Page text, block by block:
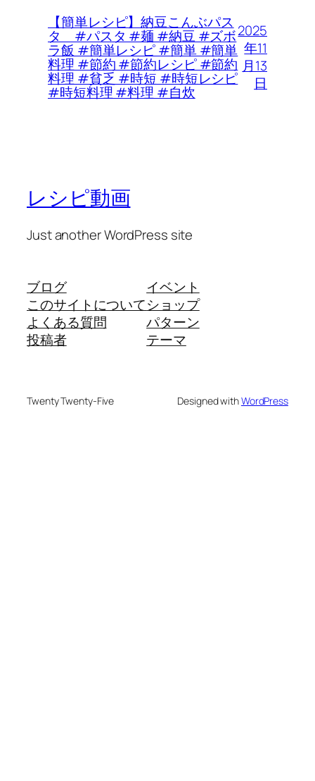
【簡単レシピ】納豆こんぶパス
タ #パスタ #麺 #納豆 #ズボ
ラ飯 #簡単レシピ #簡単 #簡単
料理 #節約 #節約レシピ #節約
料理 #貧乏 #時短 #時短レシピ
#時短料理 #料理 #自炊
2025
年11
月13
日
レシピ動画
Just another WordPress site
ブログ
このサイトについて
よくある質問
投稿者
イベント
ショップ
パターン
テーマ
Twenty Twenty-Five Designed withWordPress